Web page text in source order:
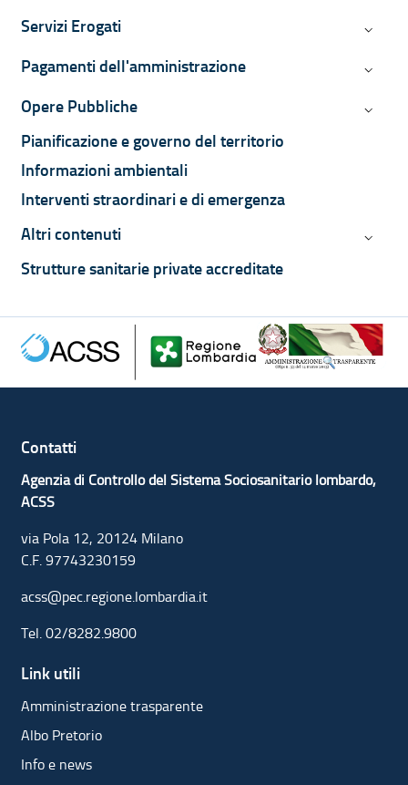
Servizi Erogati Servizi
Pagamenti dell'amministrazione
Opere Pubbliche Opere
Pianificazione e governo del territorio
Informazioni ambientali
Interventi straordinari e di emergenza
Altri contenuti
Altri
Strutture sanitarie private accreditate
Contatti
Agenzia di Controllo del Sistema Sociosanitario lombardo,
ACSS
via Pola 12, 20124 Milano
C.F. 97743230159
acss@pec.regione.lombardia.it
Tel.02/8282.9800
Link utili
Amministrazione trasparente
Albo Pretorio
Info e news